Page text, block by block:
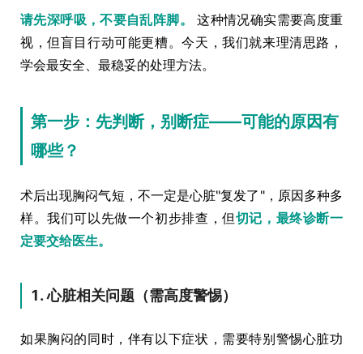
请先深呼吸，不要自乱阵脚。
这种情况确实需要高度重
视，但盲目行动可能更糟。今天，我们就来理清思路，
学会最安全、最稳妥的处理方法。
第一步：先判断，别断症——可能的原因有
哪些？
术后出现胸闷气短，不一定是心脏"复发了"，原因多种多
样。我们可以先做一个初步排查，但切记，最终诊断一
定要交给医生。
1. 心脏相关问题（需高度警惕）
如果胸闷的同时，伴有以下症状，需要特别警惕心脏功